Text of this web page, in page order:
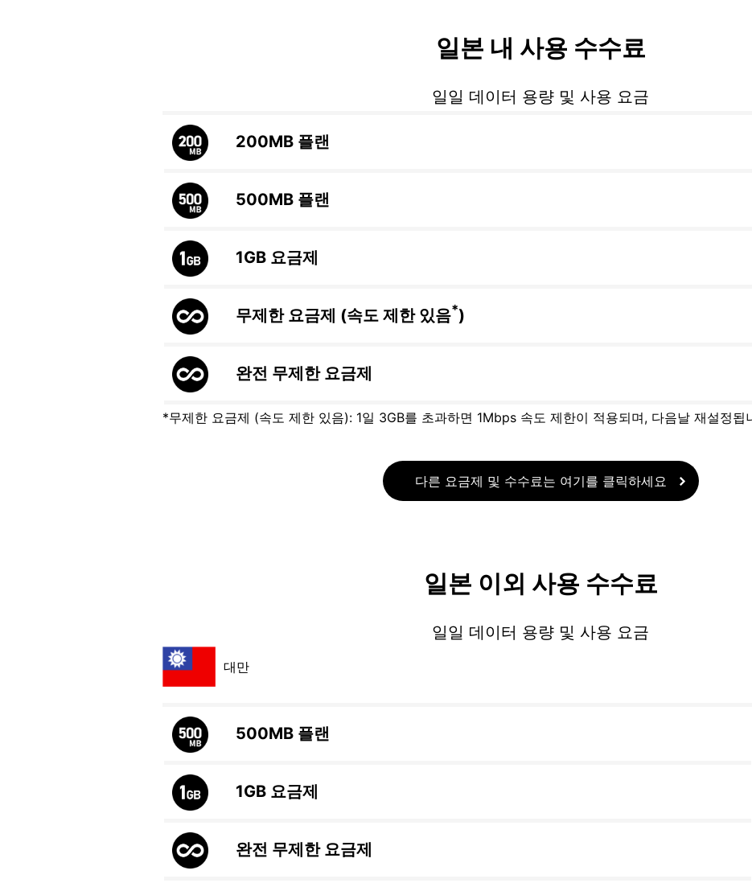
일본 내 사용 수수료
일일 데이터 용량 및 사용 요금
200MB 플랜
500MB 플랜
1GB 요금제
무제한 요금제 (속도 제한 있음*)
완전 무제한 요금제
*무제한 요금제 (속도 제한 있음): 1일 3GB를 초과하면 1Mbps 속도 제한이 적용되며, 다음날 재설정됩
다른 요금제 및 수수료는 여기를 클릭하세요
일본 이외 사용 수수료
일일 데이터 용량 및 사용 요금
대만
500MB 플랜
1GB 요금제
완전 무제한 요금제